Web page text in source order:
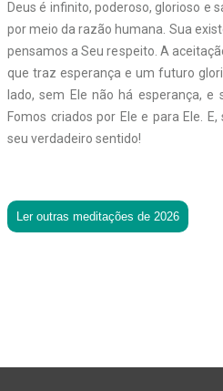
Deus é infinito, poderoso, glorioso e
por meio da razão humana. Sua
pensamos a Seu respeito. A
que traz esperança e um futuro
lado, sem Ele não há esperança, e
Fomos criados por Ele e para Ele.
seu verdadeiro sentido!
Ler outras meditações de 2026